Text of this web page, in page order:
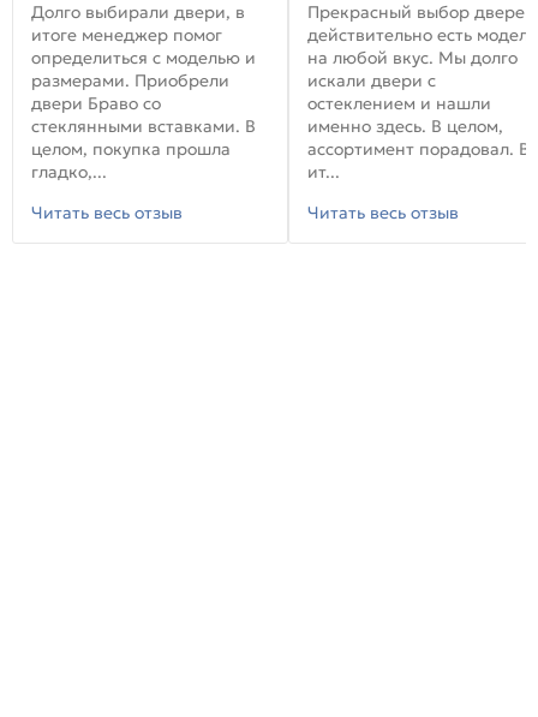
Долго выбирали двери, в
итоге менеджер помог
определиться с моделью и
размерами. Приобрели
двери Браво со
стеклянными вставками. В
целом, покупка прошла
гладко,...
Читать весь отзыв
Прекрасный выбор
действительно есть модели
на любой вкус. Мы долго
искали двери с
остеклением и нашли
именно здесь. В целом,
ассортимент порадовал. В
ит...
Читать весь отзыв